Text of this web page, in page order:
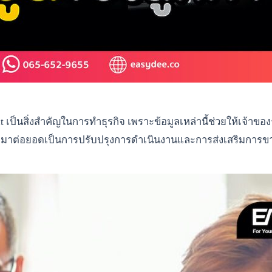
เป็นสิ่งสำคัญในการทำธุรกิจ เพราะข้อมูลเหล่านี้ช่วยให้เจ้าข
ต่อยอดเป็นการปรับปรุงการดำเนินงานและการส่งเสริมการข